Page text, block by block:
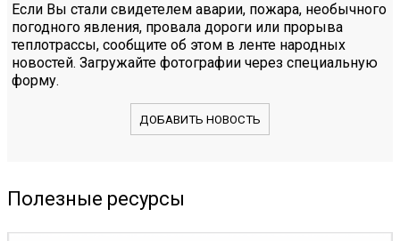
Если Вы стали свидетелем аварии, пожара, необычного
погодного явления, провала дороги или прорыва
теплотрассы, сообщите об этом в ленте народных
новостей. Загружайте фотографии через специальную
форму.
ДОБАВИТЬ НОВОСТЬ
Полезные ресурсы